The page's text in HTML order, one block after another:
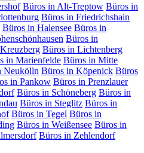
Büros in Alt-Treptow Büros in
Büros in Friedrichshain
Büros in Halensee Büros in
Büros in
Büros in Lichtenberg
in Marienfelde Büros in Mitte
Neukölln Büros in Köpenick Büros
in Pankow Büros in Prenzlauer
Büros in Schöneberg Büros in
Büros in Steglitz Büros in
Büros in Tegel Büros in
Büros in Weißensee Büros in
Büros in Zehlendorf